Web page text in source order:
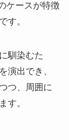
ケースが特徴
す。
馴染むた
演出でき、
つ、周囲に
す。